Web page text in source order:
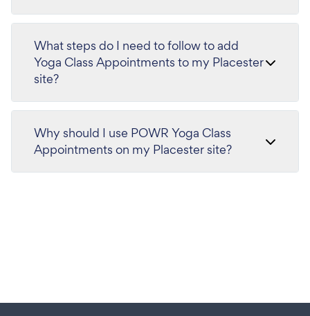
What steps do I need to follow to add
Yoga Class Appointments to my Placester
site?
Why should I use POWR Yoga Class
Appointments on my Placester site?